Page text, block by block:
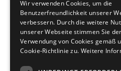
Brautschuhe
Sneaker
Merlet
Nueva Epoca
Wir verwenden Cookies, um die
Benutzerfreundlichkeit unserer
verbessern. Durch die weitere
unserer Webseite stimmen Sie der
Verwendung von Cookies gemäß
Cookie-Richtlinie zu. Weitere